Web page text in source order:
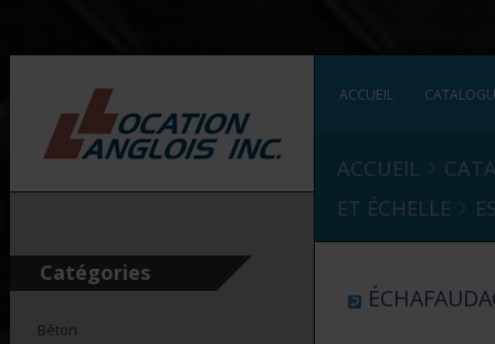
Catégories
Béton
ACCUEIL
ACCUEIL
ET ÉCHELLE